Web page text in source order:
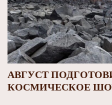
АВГУСТ
КОСМИЧЕСКОЕ